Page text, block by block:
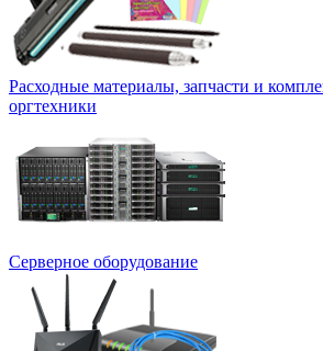
Расходные материалы, запчасти и
оргтехники
Серверное оборудование